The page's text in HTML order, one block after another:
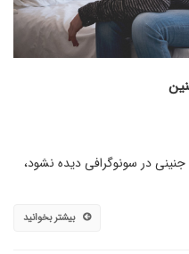
در سونوگرافی دیده نشود،
بیشتر بخوانید